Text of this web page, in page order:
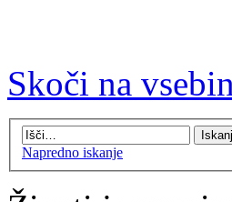
Skoči na
Napredno iskanje